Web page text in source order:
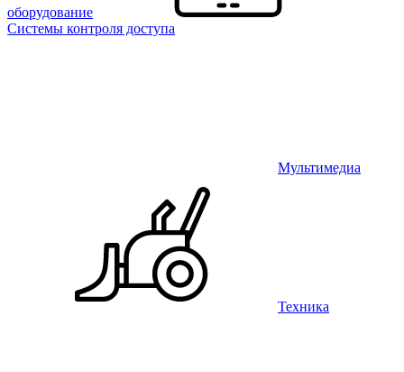
оборудование
Системы контроля доступа
Мультимедиа
Техника